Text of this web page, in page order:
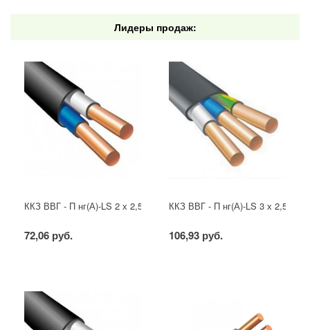
Лидеры продаж:
ККЗ ВВГ - П нг(А)-LS 2 х 2,5 ГОСТ
72,06 руб.
ККЗ ВВГ - П нг(А)-LS 3 х 2,5
106,93 руб.